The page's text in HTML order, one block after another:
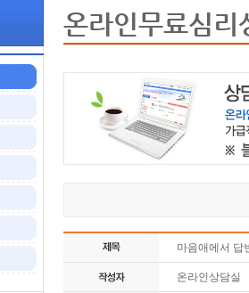
온라인무료심리
마음애에서 답
온라인상담실